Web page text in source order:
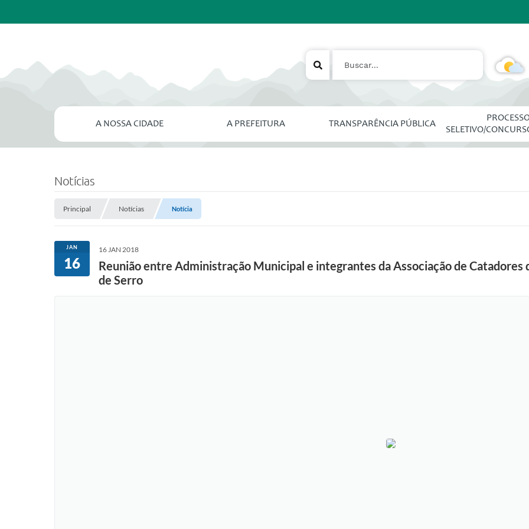
A NOSSA CIDADE A PREFEITURA TRANSPARÊNCIA PÚBLICA
SELETIVO/
Notícias
Principal Notícias Notícia
JAN
16
16 JAN 2018
Reunião entre Administração Municipal e integrantes da Associação de Catadores
de Serro